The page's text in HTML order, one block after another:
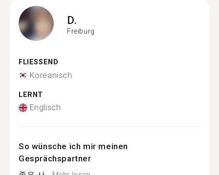
D.
Freiburg
FLIESSEND
Koreanisch
LERNT
Englisch
So wünsche ich mir meinen
Gesprächspartner